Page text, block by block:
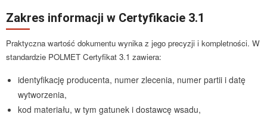
Zakres informacji w Certyfikacie 3.1
Praktyczna wartość dokumentu wynika z jego precyzji i kompletności. W
standardzie POLMET Certyfikat 3.1 zawiera:
identyfikację producenta, numer zlecenia, numer partii i datę
wytworzenia,
kod materiału, w tym gatunek i dostawcę wsadu,